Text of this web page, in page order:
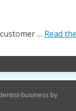
… Read
business by